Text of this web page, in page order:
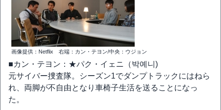
画像提供：Netflix 右端：カン・テヨン/中央：ウジョン
■カン・テヨン：★パク・イェニ（박예니)
元サイバー捜査隊。シーズン1でダンプトラックにはねら
れ、両脚が不自由となり車椅子生活を送ることになっ
た。